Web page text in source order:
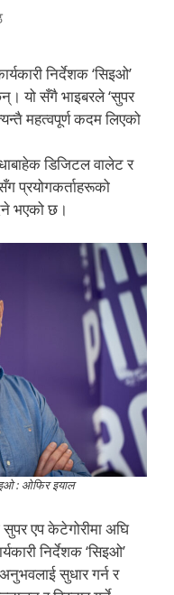
निर्देशक ‘सिइओ’
यो सँगै भाइबरले ‘सुपर
महत्वपूर्ण कदम लिएको
डिजिटल वालेट र
प्रयोगकर्ताहरूको
भएको छ।
: ओफिर इयाल
एप केटेगोरीमा अघि
निर्देशक ‘सिइओ’
सुधार गर्न र